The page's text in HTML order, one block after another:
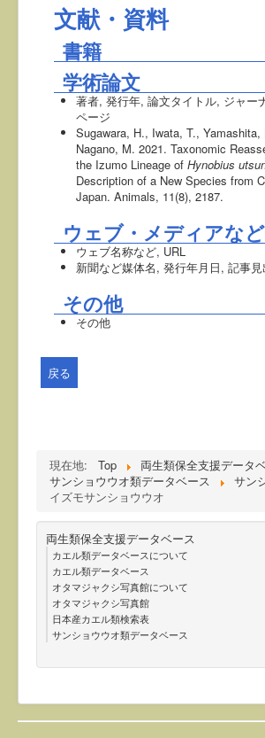
文献・資料
書籍
学術論文
著者, 発行年, 論文タイトル, ジャー
ページ
Sugawara, H., Iwata, T., Yamashita,
Nagano, M. 2021. Taxonomic
the Izumo Lineage of Hynobius
Description of a New Species from
Japan. Animals, 11(8), 2187.
ウェブ・メディアなど
ウェブ名称など, URL
新聞など媒体名, 発行年月日, 記事
その他
その他
戻る
現在地: Top
両生類保全支援データ
サンショウウオ類データベース
サン
イズモサンショウウオ
両生類保全支援データベース
カエル類データベースについて
カエル類データベース
オタマジャクシ写真館について
オタマジャクシ写真館
日本産カエル類検索表
サンショウウオ類データベース